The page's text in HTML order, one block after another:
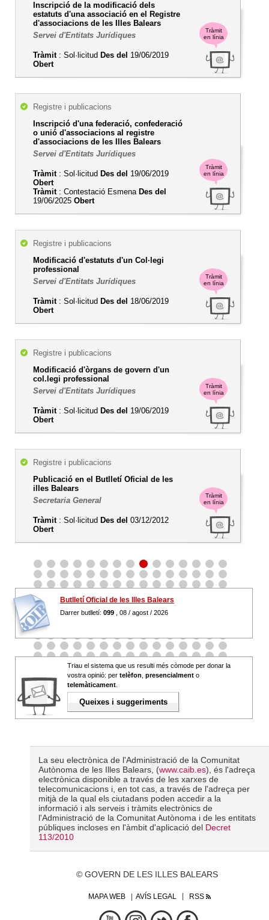
Tràmit
en línia
Inscripció de la modificació dels
estatuts d'una associació en el Registre
d'associacions de les Illes Balears
Servei d'Entitats Jurídiques
Tràmit: Sol·licitud Des del 19/06/2019
Obert
Tràmit
en línia
Registre i publicacions
Inscripció d'una federació, confederació
o unió d'associacions al registre
d'associacions de les Illes Balears
Servei d'Entitats Jurídiques
Tràmit: Sol·licitud Des del 19/06/2019
Obert
Tràmit: Contestació Esmena Des del
19/06/2025 Obert
Tràmit
en línia
Registre i publicacions
Modificació d'estatuts d'un Col·legi
professional
Servei d'Entitats Jurídiques
Tràmit: Sol·licitud Des del 18/06/2019
Obert
Tràmit
en línia
Registre i publicacions
Modificació d'òrgans de govern d'un
col.legi professional
Servei d'Entitats Jurídiques
Tràmit: Sol·licitud Des del 19/06/2019
Obert
Tràmit
en línia
Registre i publicacions
Publicació en el Butlletí Oficial de les
illes Balears
Secretaria General
Tràmit: Sol·licitud Des del 03/12/2012
Obert
Butlletí Oficial de les Illes Balears
Darrer butlletí: 099 , 08 / agost / 2026
Triau el sistema que us resulti més còmode per donar la
vostra opinió: per telèfon presencialment o
telemàticament
Queixes i suggeriments
La seu electrònica de l'Administració de la Comunitat
Autònoma de les Illes Balears, (www.caib.es), és l'adreça
electrònica disponible a través de les xarxes de
telecomunicacions i, en tot cas, a través de l'adreça per
mitjà de la qual els ciutadans poden accedir a la
informació i als serveis i tràmits electrònics de
l'Administració de la Comunitat Autònoma i de les entitats
públiques incloses en l'àmbit d'aplicació del Decret
113/2010
© GOVERN DE LES ILLES BALEARS
MAPA WEB AVÍS LEGAL RSS